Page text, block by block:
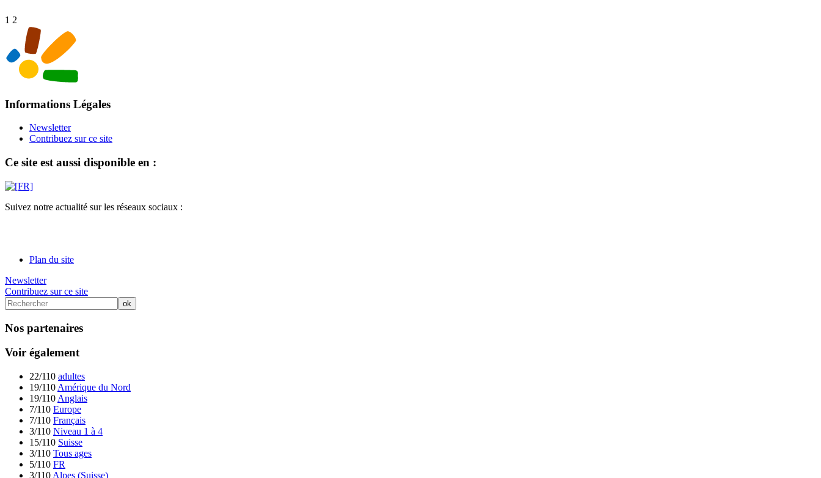
1 2
Informations Légales
Newsletter
Contribuez sur ce site
Ce site est aussi disponible en :
Suivez notre actualité sur les réseaux sociaux :
Plan du site
Newsletter
Contribuez sur ce site
Nos partenaires
Voir également
22/110 adultes
19/110 Amérique du Nord
19/110 Anglais
7/110 Europe
7/110 Français
3/110 Niveau 1 à 4
15/110 Suisse
3/110 Tous ages
5/110 FR
3/110 Alpes (Suisse)